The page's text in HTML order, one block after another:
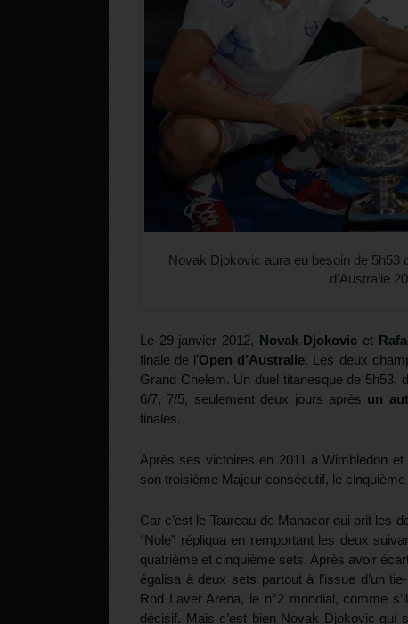
Novak Djokovic aura eu besoin de 5h53
d’Australie
Le 29 janvier 2012, Novak Djokovic et
finale de l’Open d’Australie. Les deux
Grand Chelem. Un duel titanesque de 5h53,
6/7, 7/5, seulement deux jours après un
finales.
Après ses victoires en 2011 à Wimbledon et
son troisième Majeur consécutif, le
Car c’est le Taureau de Manacor qui prit les
“Nole” répliqua en remportant les deux
quatrième et cinquième sets. Après avoir
égalisa à deux sets partout à l’issue d’un
Rod Laver Arena, le n°2 mondial, comme
décisif. Mais c’est bien Novak Djokovic qui